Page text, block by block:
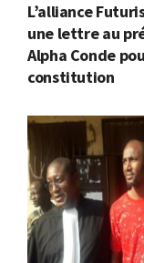
L’alliance
une lettre au
Alpha Conde
constitution